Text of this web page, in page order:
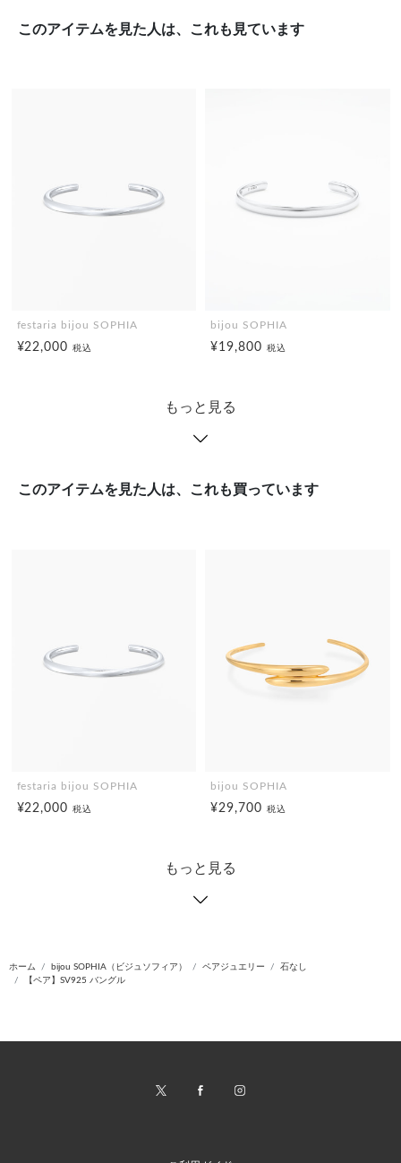
このアイテムを見た人は、これも見ています
festaria bijou SOPHIA
¥22,000税込
bijou SOPHIA
¥19,800 税込
もっと見る
このアイテムを見た人は、これも買っています
festaria bijou SOPHIA
¥22,000税込
bijou SOPHIA
¥29,700 税込
もっと見る
ホーム bijou SOPHIA（ビジュソフィア） ペアジュエリー
石なし
【ペア】SV925 バングル